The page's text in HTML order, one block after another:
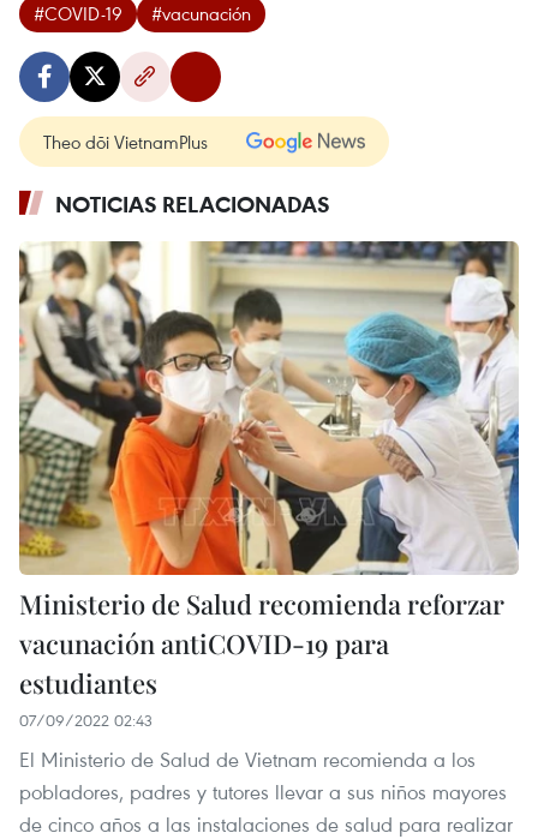
#COVID-19 #vacunación
Theo dõi VietnamPlus
NOTICIAS RELACIONADAS
Ministerio de Salud recomienda reforzar
vacunación antiCOVID-19 para
estudiantes
07/09/2022 02:43
El Ministerio de Salud de Vietnam recomienda a los
pobladores, padres y tutores llevar a sus niños mayores
de cinco años a las instalaciones de salud para realizar